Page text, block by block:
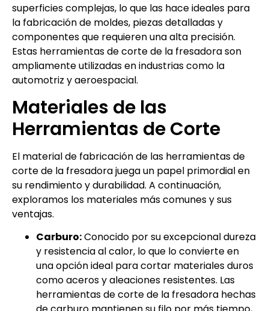
superficies complejas, lo que las hace ideales para
la fabricación de moldes, piezas detalladas y
componentes que requieren una alta precisión.
Estas herramientas de corte de la fresadora son
ampliamente utilizadas en industrias como la
automotriz y aeroespacial.
Materiales de las
Herramientas de Corte
El material de fabricación de las herramientas de
corte de la fresadora juega un papel primordial en
su rendimiento y durabilidad. A continuación,
exploramos los materiales más comunes y sus
ventajas.
Carburo:Conocido por su excepcional dureza
y resistencia al calor, lo que lo convierte en
una opción ideal para cortar materiales duros
como aceros y aleaciones resistentes. Las
herramientas de corte de la fresadora hechas